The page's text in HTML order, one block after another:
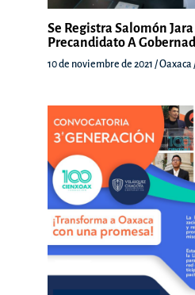
Se Registra Salomón
Precandidato A
10 de noviembre de 2021 /Oaxaca